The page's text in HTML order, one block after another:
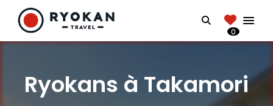
RYOKANTRAVEL
Vivez l'expérience authentique d'un Ryokan
Search
0
Ryokans à Takamori